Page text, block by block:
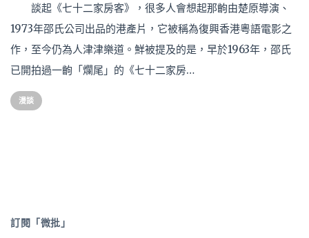
談起《七十二家房客》，很多人會想起那齣由楚原導演、
1973年邵氏公司出品的港產片，它被稱為復興香港粵語電影之
作，至今仍為人津津樂道。鮮被提及的是，早於1963年，邵氏
已開拍過一齣「爛尾」的《七十二家房…
漫談
訂閱「微批」